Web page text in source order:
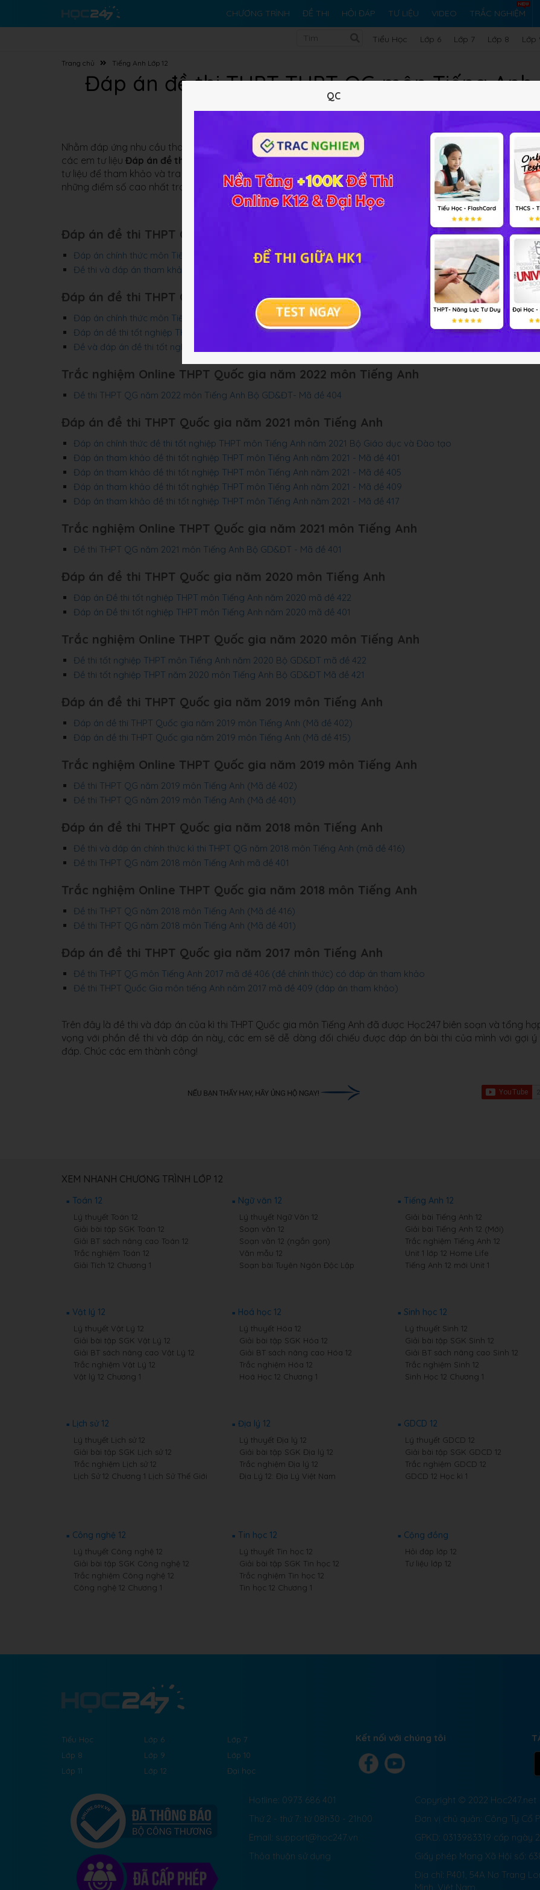
CHƯƠNG TRÌNH ĐỀ THI HỎI ĐÁP TƯ LIỆU VIDEO TRẮC NGHIỆM
Tiểu Học Lớp 6 Lớp 7 Lớp 8 Lớp
Trang chủ Tiếng Anh Lớp 12
Đáp án đề thi THPT THPT QG môn Tiếng Anh
năm 2023
Nhằm đáp ứng nhu cầu tham khảo đề thi và đáp án về kì thi THPT Quốc gia năm 2023, Học247 xin giới thiệu
các em tư liệu Đáp án đề thi THPT Quốc gia môn Tiếng Anh năm 2023
. Hi vọng với tư liệu này, các em có
tư liệu để tham khảo và tra khảo đáp án sau khi thi chính xác và nhanh chóng nhất. Chúc các em chinh
những điểm số cao nhất trong kì thi này.
Đáp án đề thi THPT Quốc gia năm 2023 môn Tiếng Anh
Đáp án chính thức môn Tiếng Anh kì thi tốt nghiệp THPT năm 2023
Đề thi và đáp án tham khảo môn Tiếng Anh tốt nghiệp THPT năm 2023 - Mã đề 401
Đáp án đề thi THPT Quốc gia năm 2022 môn Tiếng Anh
Đáp án chính thức môn Tiếng Anh kỳ thi tốt nghiệp THPT 2022- Bộ GD&ĐT
Đáp án đề thi tốt nghiệp THPT môn Tiếng Anh năm 2022 - Tất cả 24 mã đề
Đề và đáp án đề thi tốt nghiệp THPT môn Tiếng Anh năm 2022 - Mã đề 404
Trắc nghiệm Online THPT Quốc gia năm 2022 môn Tiếng Anh
Đề thi THPT QG năm 2022 môn Tiếng Anh Bộ GD&ĐT- Mã đề 404
Đáp án đề thi THPT Quốc gia năm 2021 môn Tiếng Anh
Đáp án chính thức đề thi tốt nghiệp THPT môn Tiếng Anh năm 2021 Bộ Giáo dục và Đào tạo
Đáp án tham khảo đề thi tốt nghiệp THPT môn Tiếng Anh năm 2021 - Mã đề 401
Đáp án tham khảo đề thi tốt nghiệp THPT môn Tiếng Anh năm 2021 - Mã đề 405
Đáp án tham khảo đề thi tốt nghiệp THPT môn Tiếng Anh năm 2021 - Mã đề 409
Đáp án tham khảo đề thi tốt nghiệp THPT môn Tiếng Anh năm 2021 - Mã đề 417
Trắc nghiệm Online THPT Quốc gia năm 2021 môn Tiếng Anh
Đề thi THPT QG năm 2021 môn Tiếng Anh Bộ GD&ĐT - Mã đề 401
Đáp án đề thi THPT Quốc gia năm 2020 môn Tiếng Anh
Đáp án Đề thi tốt nghiệp THPT môn Tiếng Anh năm 2020 mã đề 422
Đáp án Đề thi tốt nghiệp THPT môn Tiếng Anh năm 2020 mã đề 401
Trắc nghiệm Online THPT Quốc gia năm 2020 môn Tiếng Anh
Đề thi tốt nghiệp THPT môn Tiếng Anh năm 2020 Bộ GD&ĐT mã đề 422
Đề thi tốt nghiệp THPT năm 2020 môn Tiếng Anh Bộ GD&ĐT Mã đề 421
Đáp án đề thi THPT Quốc gia năm 2019 môn Tiếng Anh
Đáp án đề thi THPT Quốc gia năm 2019 môn Tiếng Anh (Mã đề 402)
Đáp án đề thi THPT Quốc gia năm 2019 môn Tiếng Anh (Mã đề 415)
Trắc nghiệm Online THPT Quốc gia năm 2019 môn Tiếng Anh
Đề thi THPT QG năm 2019 môn Tiếng Anh (Mã đề 402)
Đề thi THPT QG năm 2019 môn Tiếng Anh (Mã đề 401)
Đáp án đề thi THPT Quốc gia năm 2018 môn Tiếng Anh
Đề thi và đáp án chính thức kì thi THPT QG năm 2018 môn Tiếng Anh (mã đề 416)
Đề thi THPT QG năm 2018 môn Tiếng Anh mã đề 401
Trắc nghiệm Online THPT Quốc gia năm 2018 môn Tiếng Anh
Đề thi THPT QG năm 2018 môn Tiếng Anh (Mã đề 416)
Đề thi THPT QG năm 2018 môn Tiếng Anh (Mã đề 401)
Đáp án đề thi THPT Quốc gia năm 2017 môn Tiếng Anh
Đề thi THPT QG môn Tiếng Anh 2017 mã đề 406 (đề chính thức) có đáp án tham khảo
Đề thi THPT Quốc Gia môn tiếng Anh năm 2017 mã đề 409 (đáp án tham khảo)
Trên đây là đề thi và đáp án của kì thi THPT Quốc gia môn Tiếng Anh đã được Học247 biên soạn và tổng
vọng với phần đề thi và đáp án này, các em sẽ dễ dàng đối chiếu được đáp án bài thi của mình với gợi ý
đáp. Chúc các em thành công!
XEM NHANH CHƯƠNG TRÌNH LỚP 12
Toán 12
Lý thuyết Toán 12
Giải bài tập SGK Toán 12
Giải BT sách nâng cao Toán 12
Trắc nghiệm Toán 12
Giải Tích 12 Chương 1
Ngữ văn 12
Lý thuyết Ngữ Văn 12
Soạn văn 12
Soạn văn 12 (ngắn gọn)
Văn mẫu 12
Soạn bài Tuyên Ngôn Độc Lập
Tiếng Anh 12
Giải bài Tiếng Anh 12
Giải bài Tiếng Anh 12 (Mới)
Trắc nghiệm Tiếng Anh 12
Unit 1 lớp 12 Home Life
Tiếng Anh 12 mới Unit 1
Vật lý 12
Lý thuyết Vật Lý 12
Giải bài tập SGK Vật Lý 12
Giải BT sách nâng cao Vật Lý 12
Trắc nghiệm Vật Lý 12
Vật lý 12 Chương 1
Hoá học 12
Lý thuyết Hóa 12
Giải bài tập SGK Hóa 12
Giải BT sách nâng cao Hóa 12
Trắc nghiệm Hóa 12
Hoá Học 12 Chương 1
Sinh học 12
Lý thuyết Sinh 12
Giải bài tập SGK Sinh 12
Giải BT sách nâng cao Sinh 12
Trắc nghiệm Sinh 12
Sinh Học 12 Chương 1
Lịch sử 12
Lý thuyết Lịch sử 12
Giải bài tập SGK Lịch sử 12
Trắc nghiệm Lịch sử 12
Lịch Sử 12 Chương 1 Lịch Sử Thế Giới
Địa lý 12
Lý thuyết Địa lý 12
Giải bài tập SGK Địa lý 12
Trắc nghiệm Địa lý 12
Địa Lý 12: Địa Lý Việt Nam
GDCD 12
Lý thuyết GDCD 12
Giải bài tập SGK GDCD 12
Trắc nghiệm GDCD 12
GDCD 12 Học kì 1
Công nghệ 12
Lý thuyết Công nghệ 12
Giải bài tập SGK Công nghệ 12
Trắc nghiệm Công nghệ 12
Công nghệ 12 Chương 1
Tin học 12
Lý thuyết Tin học 12
Giải bài tập SGK Tin học 12
Trắc nghiệm Tin học 12
Tin học 12 Chương 1
Cộng đồng
Hỏi đáp lớp 12
Tư liệu lớp 12
Tiểu Học Lớp 6
Lớp 7
Lớp 8
Lớp 9
Lớp 10
Lớp 11
Lớp 12 Đại học
Kết nối với chúng tôi
Hotline: 0973 686 401
Thứ 2 - thứ 7: từ 08h30 - 21h00
Email: support@hoc247.vn
Thỏa thuận sử dụng
Copyright © 2022 Hoc247.net
Đơn vị chủ quản: Công Ty Cổ
GPKD: 0313983319 cấp ngày
Giấy phép Mạng Xã Hội số:
Địa chỉ: P401, 54A Nơ Trang
Minh, Việt Nam.
QC